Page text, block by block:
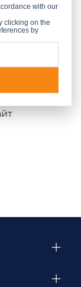
прикладной
комплекс
Sara
во
о
with our
clicking on the
by